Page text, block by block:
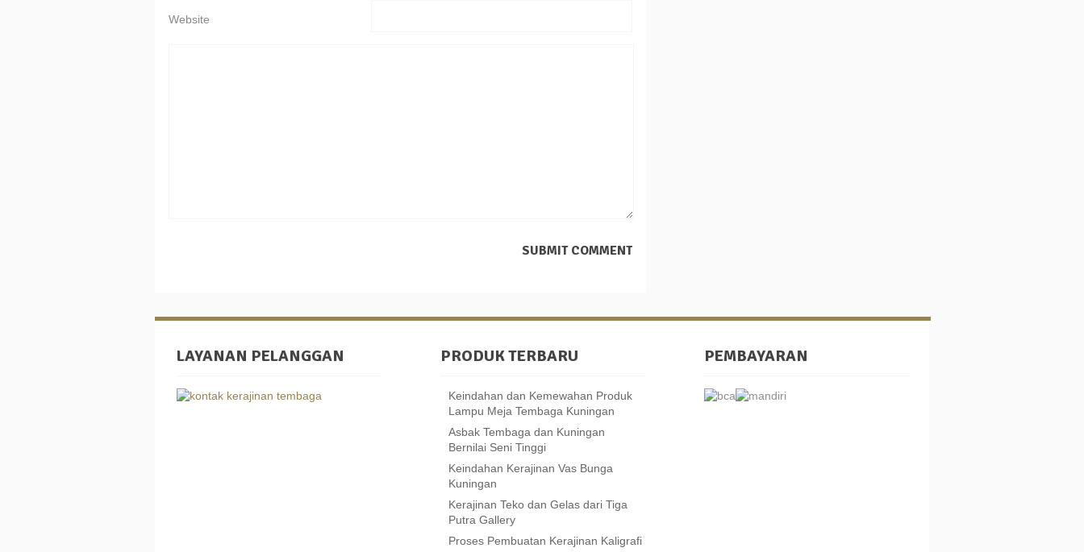
Website
LAYANAN PELANGGAN PRODUK TERBARU
Keindahan dan Kemewahan Produk
Lampu Meja Tembaga Kuningan
Asbak Tembaga dan Kuningan
Bernilai Seni Tinggi
Keindahan Kerajinan Vas Bunga
Kuningan
Kerajinan Teko dan Gelas dari Tiga
Putra Gallery
Proses Pembuatan Kerajinan Kaligrafi
PEMBAYARAN